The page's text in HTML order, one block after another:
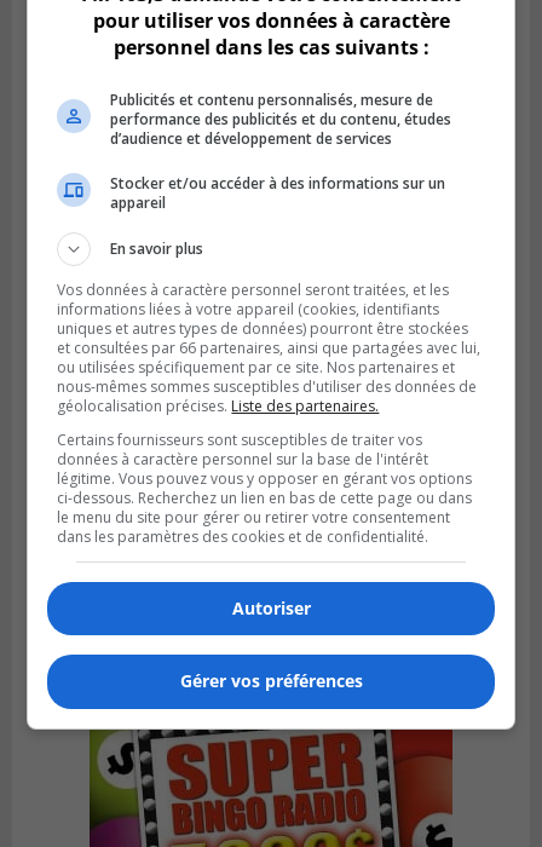
Publié le 4 août 2026 à 13h18
Des fromages de la Laiterie Coaticook
rappelés par l’ACIA
SAINT-HUBERT
Publié le 3 août 2026 à 12h00
L’arrivée du marché saisonnier à Saint-
Hubert
pour utiliser vos données à caractère
personnel dans les cas suivants :
Publicités et contenu personnalisés, mesure de
performance des publicités et du contenu, études
d’audience et développement de services
Stocker et/ou accéder à des informations sur un
appareil
En savoir plus
Vos données à caractère personnel seront traitées, et les
informations liées à votre appareil (cookies, identifiants
uniques et autres types de données) pourront être stockées
et consultées par 66 partenaires, ainsi que partagées avec lui,
ou utilisées spécifiquement par ce site. Nos partenaires et
nous-mêmes sommes susceptibles d'utiliser des données de
géolocalisation précises. Liste des partenaires.
Certains fournisseurs sont susceptibles de traiter vos
données à caractère personnel sur la base de l'intérêt
légitime. Vous pouvez vous y opposer en gérant vos options
ci-dessous. Recherchez un lien en bas de cette page ou dans
le menu du site pour gérer ou retirer votre consentement
dans les paramètres des cookies et de confidentialité.
Autoriser
Gérer vos préférences